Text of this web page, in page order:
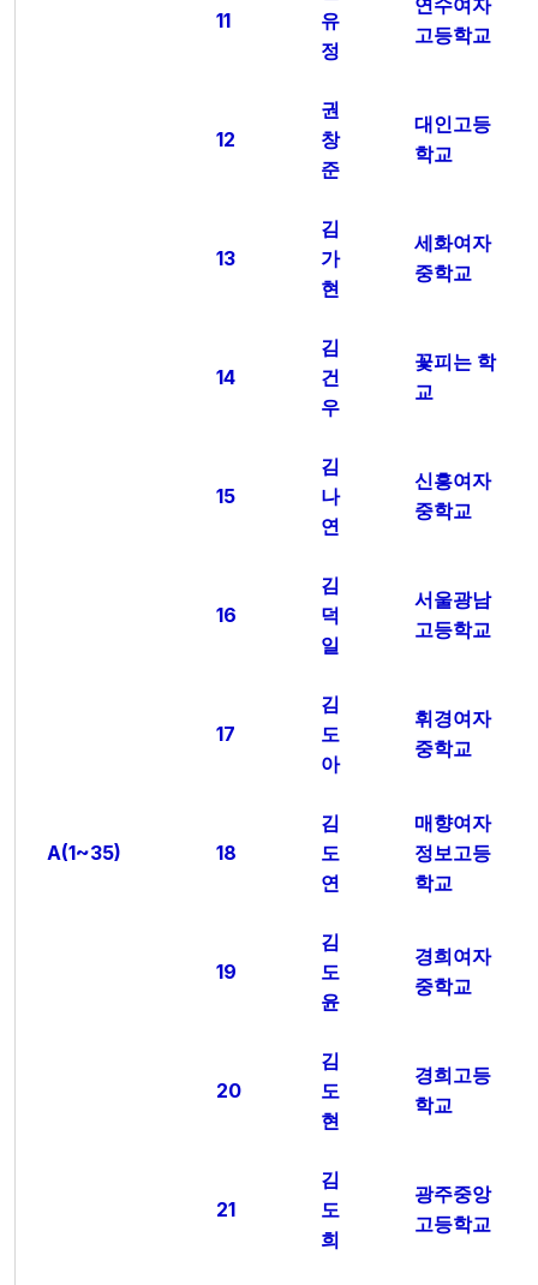
A(1~35)
11
유
정
고등학교
12
권
창
준
대인고등
학교
13
김
가
현
세화여자
중학교
14
김
건
우
꽃피는 학
교
15
김
나
연
신흥여자
중학교
16
김
덕
일
서울광남
고등학교
17
김
도
아
휘경여자
중학교
18
김
도
연
매향여자
정보고등
학교
19
김
도
윤
경희여자
중학교
20
김
도
현
경희고등
학교
21
김
도
희
광주중앙
고등학교